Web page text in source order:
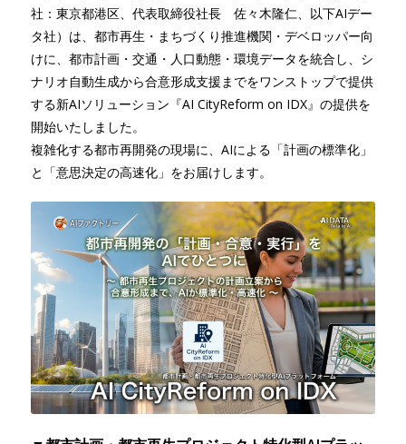
社：東京都港区、代表取締役社長 佐々木隆仁、以下AIデー
タ社）は、都市再生・まちづくり推進機関・デベロッパー向
けに、都市計画・交通・人口動態・環境データを統合し、シ
ナリオ自動生成から合意形成支援までをワンストップで提供
する新AIソリューション『AI CityReform on IDX』の提供を
開始いたしました。
複雑化する都市再開発の現場に、AIによる「計画の標準化」
と「意思決定の高速化」をお届けします。